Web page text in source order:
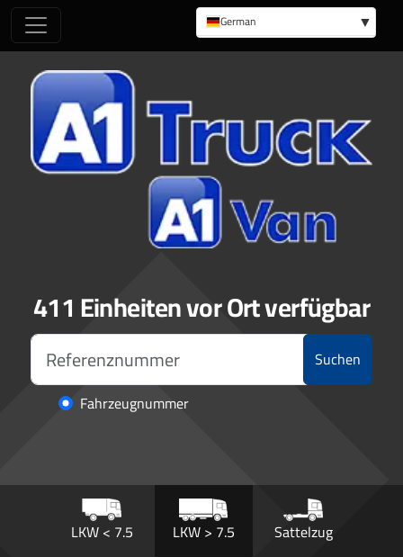
411 Einheiten vor Ort verfügbar
Suchen
Fahrzeugnummer
LKW < 7.5 LKW > 7.5 Sattelzug
German
English